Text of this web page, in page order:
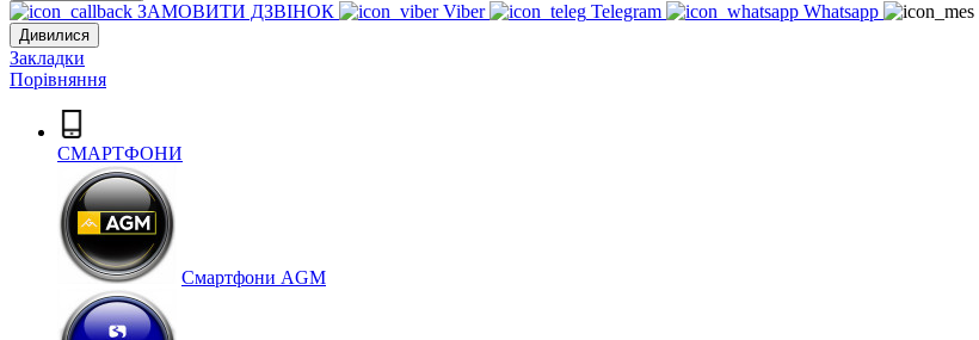
ЗАМОВИТИ ДЗВІНОК Viber Telegram Whatsapp
Дивилися
Закладки
Порівняння
СМАРТФОНИ
Cмартфони AGM